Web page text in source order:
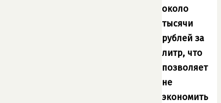
около
тысячи
рублей за
литр, что
позволяет
не
экономить